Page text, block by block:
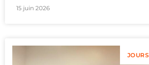
15 juin 2026